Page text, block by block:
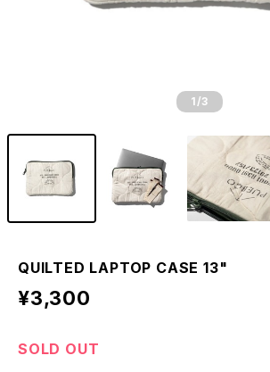
1 /3
QUILTED LAPTOP CASE 13"
¥3,300
SOLD OUT